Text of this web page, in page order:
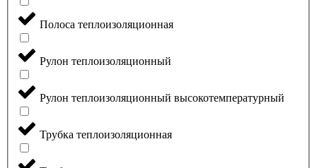
Полоса теплоизоляционная
Рулон теплоизоляционный
Рулон теплоизоляционный высокотемпературный
Трубка теплоизоляционная